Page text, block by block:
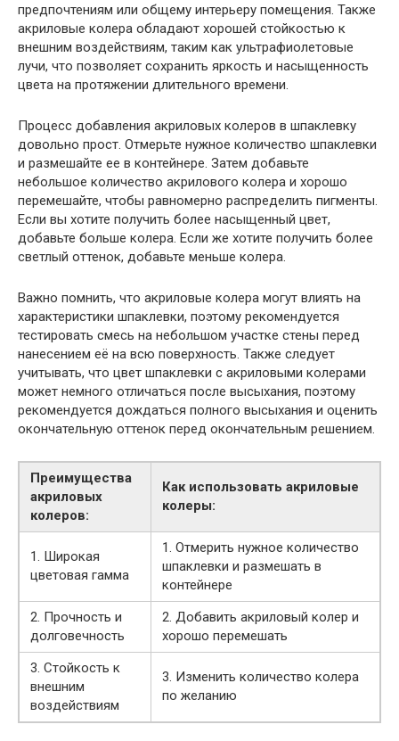
предпочтениям или общему интерьеру помещения. Также
акриловые колера обладают хорошей стойкостью к
внешним воздействиям, таким как ультрафиолетовые
лучи, что позволяет сохранить яркость и насыщенность
цвета на протяжении длительного времени.
Процесс добавления акриловых колеров в шпаклевку
довольно прост. Отмерьте нужное количество шпаклевки
и размешайте ее в контейнере. Затем добавьте
небольшое количество акрилового колера и хорошо
перемешайте, чтобы равномерно распределить пигменты.
Если вы хотите получить более насыщенный цвет,
добавьте больше колера. Если же хотите получить более
светлый оттенок, добавьте меньше колера.
Важно помнить, что акриловые колера могут влиять на
характеристики шпаклевки, поэтому рекомендуется
тестировать смесь на небольшом участке стены перед
нанесением её на всю поверхность. Также следует
учитывать, что цвет шпаклевки с акриловыми колерами
может немного отличаться после высыхания, поэтому
рекомендуется дождаться полного высыхания и оценить
окончательную оттенок перед окончательным решением.
Преимущества
акриловых
колеров:
Как использовать акриловые
колеры:
1. Широкая
цветовая гамма
1. Отмерить нужное количество
шпаклевки и размешать в
контейнере
2. Прочность и
долговечность
2. Добавить акриловый колер и
хорошо перемешать
3. Стойкость к
внешним
воздействиям
3. Изменить количество колера
по желанию